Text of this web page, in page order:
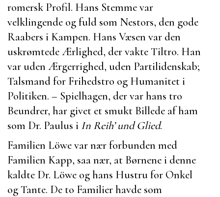
romersk Profil. Hans Stemme var
velklingende og fuld som Nestors, den gode
Raabers i Kampen. Hans Væsen var den
uskrømtede Ærlighed, der vakte Tiltro. Han
var uden Ærgerrighed, uden Partilidenskab;
Talsmand for Frihedstro og Humanitet i
Politiken. – Spielhagen, der var hans tro
Beundrer, har givet et smukt Billede af ham
som Dr. Paulus i In Reih’ und Glied.
Familien Löwe var nær forbunden med
Familien Kapp, saa nær, at Børnene i denne
kaldte Dr. Löwe og hans Hustru for Onkel
og Tante. De to Familier havde som